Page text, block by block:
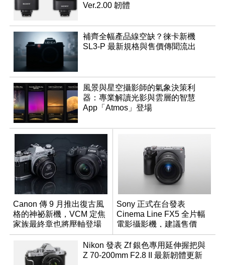
Ver.2.00 韌體
補齊全幅產品線空缺？徠卡新機
SL3-P 最新規格與售價傳聞流出
風景與星空攝影師的氣象決策利
器：專業解讀光影與雲層的智慧
App「Atmos」登場
Canon 傳 9 月推出復古風
格的神祕新機，VCM 定焦
家族最終章也將壓軸登場
Sony 正式在台發表
Cinema Line FX5 全片幅
電影攝影機，建議售價
NT$144,980
Nikon 發表 Zf 銀色專用延伸握把與
Z 70-200mm F2.8 II 最新韌體更新